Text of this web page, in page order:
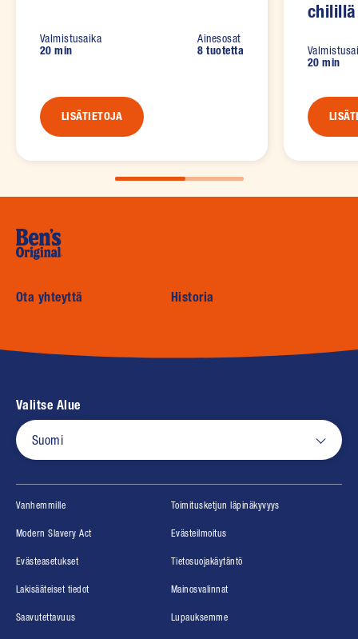
Valmistusaika
20 min
Ainesosat
8 tuotetta
LISÄTIETOJA
chilillä
20 min
Ota yhteyttä Historia
Vanhemmille(opens in new window) Toimitusketjun läpinäkyvyys(opens in new
Modern Slavery Act(opens in new window)Evästeilmoitus(opens in new window)
Evästeasetukset Tietosuojakäytäntö(opens in new window)
Lakisääteiset tiedot(opens in new window)Mainosvalinnat(opens in new window)
Saavutettavuus(opens in new window) Lupauksemme(opens in new window)
Valitse Alue
Suomi